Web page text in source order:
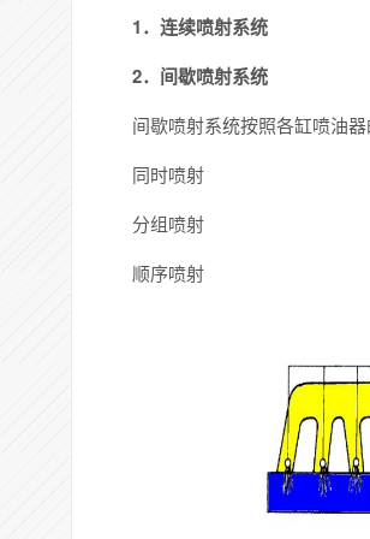
1．连续喷射系统
2．间歇喷射系统
间歇喷射系统按照各缸喷油
同时喷射
分组喷射
顺序喷射